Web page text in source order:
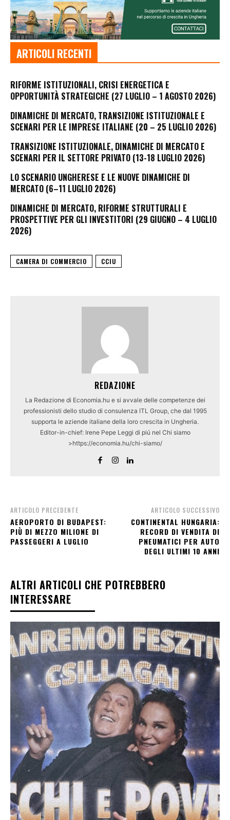
ARTICOLI RECENTI
RIFORME ISTITUZIONALI, CRISI ENERGETICA E
OPPORTUNITÀ STRATEGICHE (27 LUGLIO – 1 AGOSTO 2026)
DINAMICHE DI MERCATO, TRANSIZIONE ISTITUZIONALE E
SCENARI PER LE IMPRESE ITALIANE (20 – 25 LUGLIO 2026)
TRANSIZIONE ISTITUZIONALE, DINAMICHE DI MERCATO E
SCENARI PER IL SETTORE PRIVATO (13-18 LUGLIO 2026)
LO SCENARIO UNGHERESE E LE NUOVE DINAMICHE DI
MERCATO (6–11 LUGLIO 2026)
DINAMICHE DI MERCATO, RIFORME STRUTTURALI E
PROSPETTIVE PER GLI INVESTITORI (29 GIUGNO – 4 LUGLIO
2026)
CAMERA DI COMMERCIO CCIU
REDAZIONE
La Redazione di Economia.hu e si avvale delle competenze dei
professionisti dello studio di consulenza ITL Group, che dal 1995
supporta le aziende italiane della loro crescita in Ungheria.
Editor-in-chief: Irene Pepe Leggi di piú nel Chi siamo
>https://economia.hu/chi-siamo/
ARTICOLO PRECEDENTE
AEROPORTO DI BUDAPEST:
PIÙ DI MEZZO MILIONE DI
PASSEGGERI A LUGLIO
ARTICOLO SUCCESSIVO
CONTINENTAL HUNGARIA:
RECORD DI VENDITA DI
PNEUMATICI PER AUTO
DEGLI ULTIMI 10 ANNI
ALTRI ARTICOLI CHE POTREBBERO
INTERESSARE